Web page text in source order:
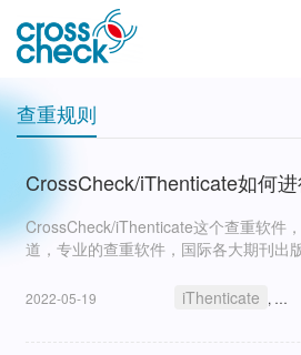
查重规则
CrossCheck/iThenticate这个查重软件
道，专业的查重软件，国际各大期刊出
2022-05-19 iThenticate , 查